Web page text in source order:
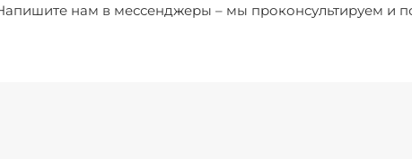
нам в мессенджеры – мы проконсультируем и